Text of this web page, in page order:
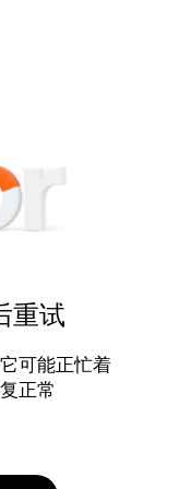
重试
可能正忙着
正常